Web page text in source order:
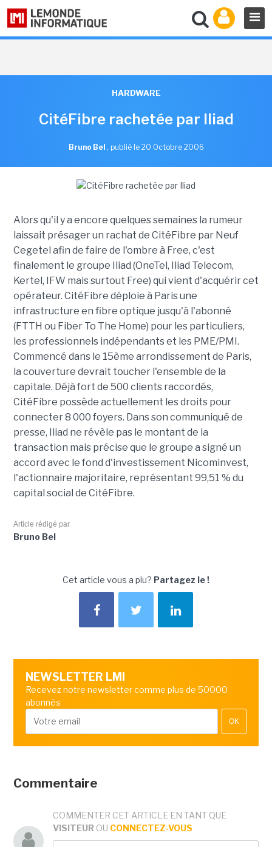
HARDWARE
CitéFibre rachetée par Iliad
Bruno Bel , publié le 20 Octobre 2006
Alors qu'il y a encore quelques semaines la rumeur
laissait présager un rachat de CitéFibre par Neuf
Cegetel afin de faire de l'ombre à Free, c'est
finalement le groupe Iliad (OneTel, Iliad Telecom,
Kertel, IFW mais surtout Free) qui vient d'acquérir cet
opérateur. CitéFibre déploie à Paris une
infrastructure en fibre optique jusqu'à l'abonné
(FTTH ou Fiber To The Home) pour les particuliers,
les professionnels indépendants et les PME/PMI.
Commencé dans le 15ème arrondissement de Paris,
la couverture devrait toucher l'ensemble de la
capitale. Déjà fort de 500 clients raccordés,
CitéFibre possède actuellement les droits pour
connecter 8 000 foyers. Dans son communiqué de
presse, Iliad ne révèle pas le montant de la
transaction mais précise que le groupe a signé un
accord avec le fond d'investissement Nicominvest,
l'actionnaire majoritaire, représentant 99,51 % du
capital social de CitéFibre.
Article rédigé par
Bruno Bel
Cet article vous a plu? Partagez le !
NEWSLETTER LMI
Recevez notre newsletter comme plus de 50000
abonnés
OK
Commentaire
COMMENTER CET ARTICLE EN TANT QUE
VISITEUR OU CONNECTEZ-VOUS